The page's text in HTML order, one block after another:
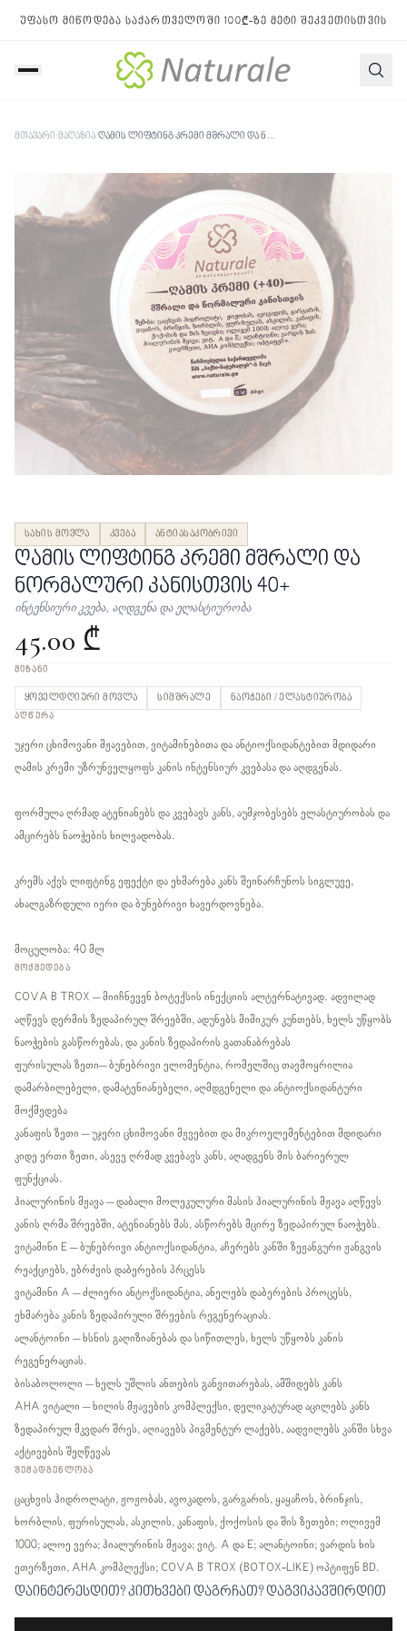
უფასო მიწოდება საქართველოში 100₾-ზე მეტი შეკვეთისთვის
მთავარი მაღაზია ღამის ლიფტინგ კრემი მშრალი და ნორმალური კანისთვის 40+
სახის მოვლა კვება ანტიასაკობრივი
ღამის ლიფტინგ კრემი მშრალი და
ნორმალური კანისთვის 40+
ინტენსიური კვება, აღდგენა და ელასტიურობა
45.00 ₾
ᲛᲘᲖᲐᲜᲘ
ყოველდღიური მოვლა სიმშრალე ნაოჭები / ელასტიურობა
ᲐᲦᲬᲔᲠᲐ
უჯერი ცხიმოვანი მჟავებით, ვიტამინებითა და ანტიოქსიდანტებით მდიდარი
ღამის კრემი უზრუნველყოფს კანის ინტენსიურ კვებასა და აღდგენას.
ფორმულა ღრმად ატენიანებს და კვებავს კანს, აუმჯობესებს ელასტიურობას და
ამცირებს ნაოჭების ხილვადობას.
კრემს აქვს ლიფტინგ ეფექტი და ეხმარება კანს შეინარჩუნოს სიგლუვე,
ახალგაზრდული იერი და ბუნებრივი ხავერდოვნება.
მოცულობა: 40 მლ
ᲛᲝᲥᲛᲔᲓᲔᲑᲐ
COVA B TROX – მიიჩნევენ ბოტექსის ინექციის ალტერნატივად. ადვილად
აღწევს დერმის ზედაპირულ შრეებში, ადუნებს მიმიკურ კუნთებს, ხელს უწყობს
ნაოჭების გასწორებას, და კანის ზედაპირის გათანაბრებას
ფურისულას ზეთი– ბუნებრივი ელომენტია, რომელშიც თავმოყრილია
დამარბილებელი, დამატენიანებელი, აღმდგენელი და ანტიოქსიდანტური
მოქმედება
კანაფის ზეთი – უჯერი ცხიმოვანი მჟვებით და მიკროელემენტებით მდიდარი
კიდე ერთი ზეთი, ასევე ღრმად კვებავს კანს, აღადგენს მის ბარიერულ
ფუნქციას.
ჰიალურინის მჟავა – დაბალი მოლეკულური მასის ჰიალურინის მჟავა აღწევს
კანის ღრმა შრეებში, ატენიანებს მას, ასწორებს მცირე ზედაპირულ ნაოჭებს.
ვიტამინი E – ბუნებრივი ანტიოქსიდანტია, აჩერებს კანში ზეჟანგური ჟანგვის
რეაქციებს, ებრძვის დაბერების პრცესს
ვიტამინი A – ძლიერი ანტოქსიდანტია, ანელებს დაბერების პროცესს,
ეხმარება კანის ზედაპირული შრეების რეგენერაციას.
ალანტოინი – ხსნის გაღიზიანებას და სიწითლეს, ხელს უწყობს კანის
რეგენერაციას.
ბისაბოლოლი – ხელს უშლის ანთების განვითარებას, ამშიდებს კანს
AHA ვიტალი – ხილის მჟავების კომპლექსი, დელიკატურად აცილებს კანს
ზედაპირულ მკვდარ შრეს, აღიავებს პიგმენტურ ლაქებს, აადვილებს კანში სხვა
აქტივების შეღწევას
ᲨᲔᲛᲐᲓᲒᲔᲜᲚᲝᲑᲐ
ცაცხვის ჰიდროლატი, ჟოჟობას, ავოკადოს, გარგარის, ყაყაჩოს, ბრინჯის,
ხორბლის, ფურისულას, ასკილის, კანაფის, ქოქოსის და შის ზეთები; ოლივემ
1000; ალოე ვერა; ჰიალურინის მჟავა; ვიტ. A და E; ალანტოინი; ვარდის ხის
ეთერზეთი, AHA კომპლექსი; COVA B TROX (BOTOX-LIKE) ოპტიფენ BD.
დაინტერესდით? კითხვები დაგრჩათ? დაგვიკავშირდით